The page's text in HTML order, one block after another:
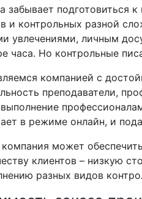
забывает подготовиться
и контрольных разной
увлечениями, личным
часа. Но контрольные
компанией с
преподаватели,
в режиме онлайн, и
может
клиентов – низкую
разных видов